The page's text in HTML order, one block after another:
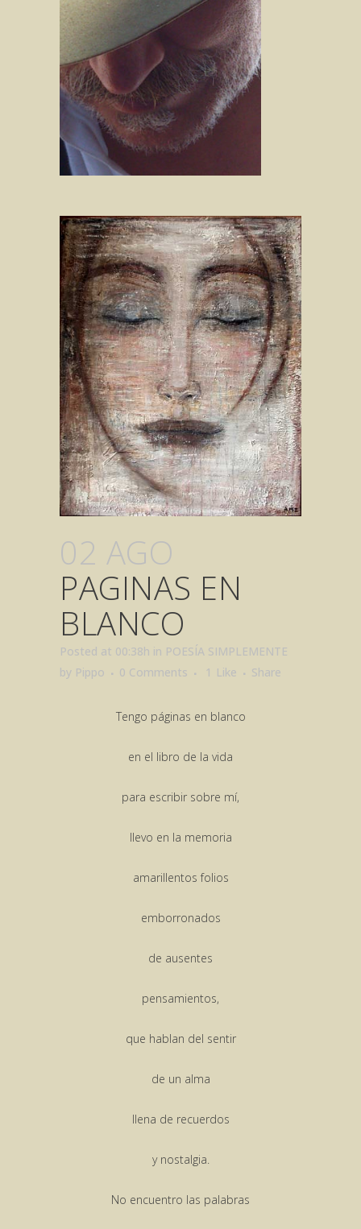
02 AGO
PAGINAS EN
BLANCO
Posted at 00:38h in POESÍA SIMPLEMENTE
by Pippo 0 Comments 1 Like Share
Tengo páginas en blanco
en el libro de la vida
para escribir sobre mí,
llevo en la memoria
amarillentos folios
emborronados
de ausentes
pensamientos,
que hablan del sentir
de un alma
llena de recuerdos
y nostalgia.
No encuentro las palabras